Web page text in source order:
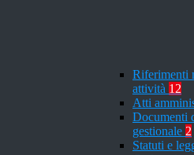
Riferimenti
attività 12
Atti
Documenti
gestionale 2
Statuti e